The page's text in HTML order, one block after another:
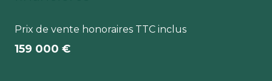
Prix de vente honoraires TTC inclus
159 000 €